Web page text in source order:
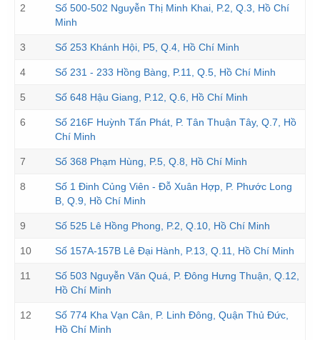
2
Số 500-502 Nguyễn Thị Minh Khai, P.2, Q.3, Hồ Chí
Minh
3 Số 253 Khánh Hội, P5, Q.4, Hồ Chí Minh
4 Số 231 - 233 Hồng Bàng, P.11, Q.5, Hồ Chí Minh
5 Số 648 Hậu Giang, P.12, Q.6, Hồ Chí Minh
6
Số 216F Huỳnh Tấn Phát, P. Tân Thuận Tây, Q.7, Hồ
Chí Minh
7 Số 368 Phạm Hùng, P.5, Q.8, Hồ Chí Minh
8
Số 1 Đinh Củng Viên - Đỗ Xuân Hợp, P. Phước Long
B, Q.9, Hồ Chí Minh
9 Số 525 Lê Hồng Phong, P.2, Q.10, Hồ Chí Minh
10 Số 157A-157B Lê Đại Hành, P.13, Q.11, Hồ Chí Minh
11
Số 503 Nguyễn Văn Quá, P. Đông Hưng Thuận, Q.12,
Hồ Chí Minh
12
Số 774 Kha Vạn Cân, P. Linh Đông, Quận Thủ Đức,
Hồ Chí Minh